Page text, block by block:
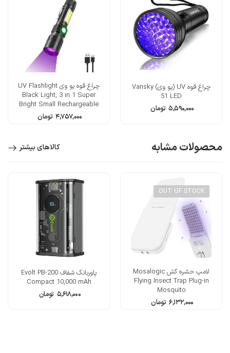
چراغ قوه UV (یو وی) Vansky
51 LED
۵,۵۹۰,۰۰۰ تومان
چراغ قوه یو وی UV Flashlight
Black Light, 3 in 1 Super
Bright Small Rechargeable
Flashlights UV
۴,۷۵۷,۰۰۰ تومان
محصولات مشابه کالاهای بیشتر
OUT OF STOCK
لامپ حشره کش Mosalogic
Flying Insect Trap Plug-in
Mosquito
۶,۱۳۲,۰۰۰ تومان
پاوربانک شفاف Evolt PB-200
Compact 10,000 mAh
۵,۶۱۸,۰۰۰ تومان